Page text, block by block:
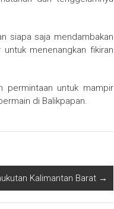
siapa saja mendambakan
menenangkan fikiran
permintaan untuk mampir
di Balikpapan.
Kalimantan Barat →